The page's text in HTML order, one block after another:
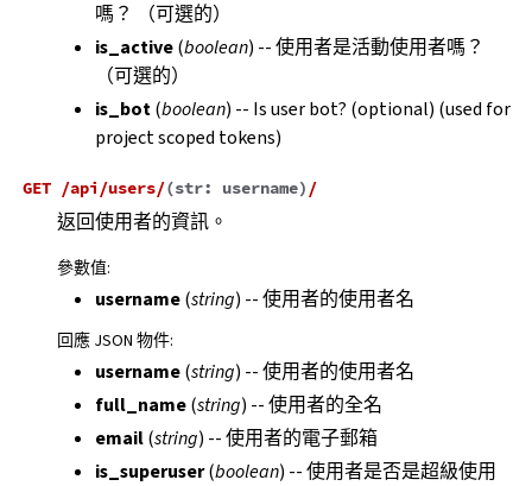
嗎？ （可選的）
is_active(boolean) -- 使用者是活動使用者嗎？
（可選的）
is_bot(boolean) -- Is user bot? (optional) (used for
project scoped tokens)
GET /api/users/(str: username) /
返回使用者的資訊。
參數值:
username(string) -- 使用者的使用者名
回應 JSON 物件:
username(string) -- 使用者的使用者名
full_name(string) -- 使用者的全名
email(string) -- 使用者的電子郵箱
is_superuser(boolean) -- 使用者是否是超級使用